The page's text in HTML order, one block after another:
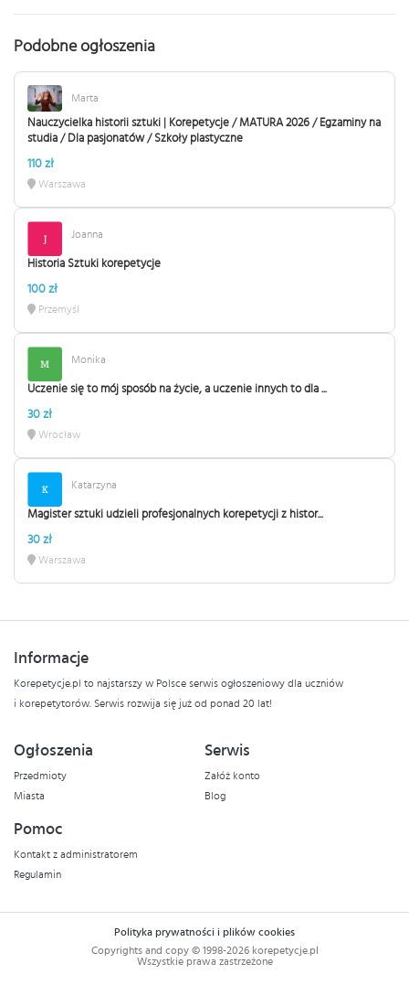
Podobne ogłoszenia
Marta
Nauczycielka historii sztuki | Korepetycje / MATURA 2026 / Egzaminy na
studia / Dla pasjonatów / Szkoły plastyczne
110 zł
Warszawa
Joanna
Historia Sztuki korepetycje
100 zł
Przemyśl
Monika
Uczenie się to mój sposób na życie, a uczenie innych to dla ...
30 zł
Wrocław
Katarzyna
Magister sztuki udzieli profesjonalnych korepetycji z histor...
30 zł
Warszawa
Informacje
Korepetycje.pl to najstarszy w Polsce serwis ogłoszeniowy dla uczniów
i korepetytorów. Serwis rozwija się już od ponad 20 lat!
Ogłoszenia
Przedmioty
Miasta
Serwis
Załóż konto
Blog
Pomoc
Kontakt z administratorem
Regulamin
Polityka prywatności i plików cookies
Copyrights and copy © 1998-2026 korepetycje.pl
Wszystkie prawa zastrzeżone